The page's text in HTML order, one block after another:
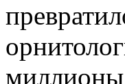
миллионы